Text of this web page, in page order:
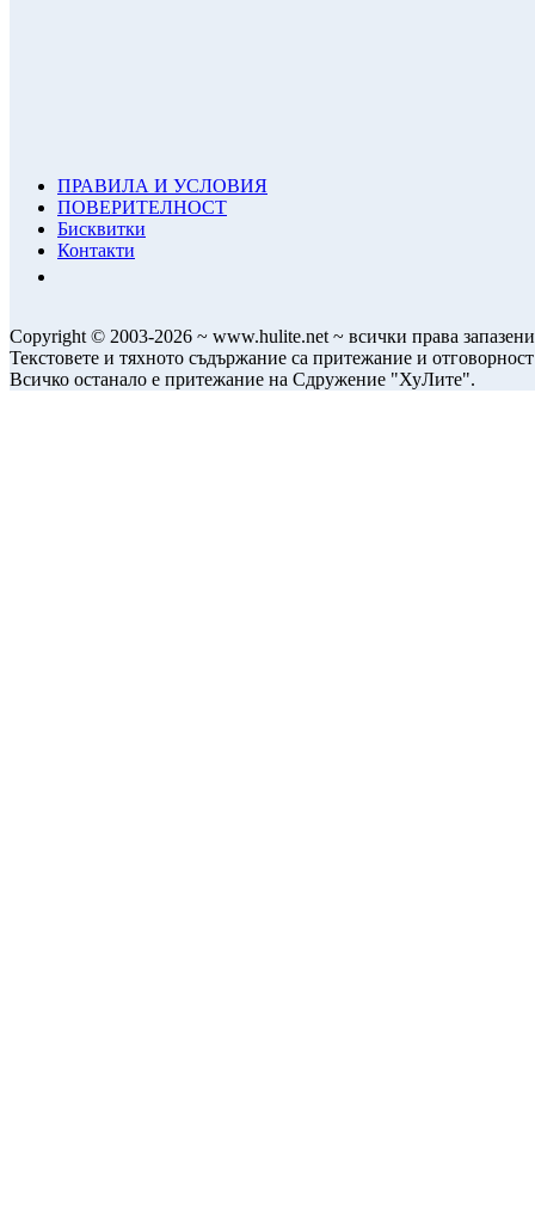
ПРАВИЛА И УСЛОВИЯ
ПОВЕРИТЕЛНОСТ
Бисквитки
Контакти
Copyright © 2003-2026 ~ www.hulite.net ~ всички права
Текстовете и тяхното съдържание са притежание и
Всичко останало е притежание на Сдружение "ХуЛите".